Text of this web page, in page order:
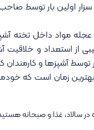
اولین بار توسط
مواد داخل تخته
از استعداد و
آشپزها و
بهترین زمان است که
در سالاد، غذا و صبحانه